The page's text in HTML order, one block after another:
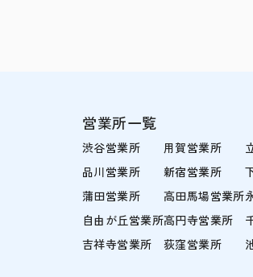
営業所一覧
渋谷営業所
品川営業所
蒲田営業所
自由が丘営業所
吉祥寺営業所
用賀営業所
新宿営業所
高田馬場営業所
高円寺営業所
荻窪営業所